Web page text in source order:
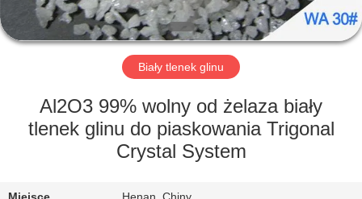
O
NAS
WYCIECZKA
PO
Biały tlenek glinu
Al2O3 99% wolny od żelaza biały
tlenek glinu do piaskowania Trigonal
Crystal System